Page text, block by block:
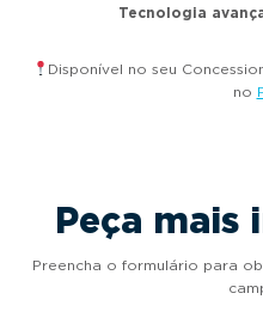
Tecnologia
Disponível no seu
no
Peça mais
Preencha o formulário para